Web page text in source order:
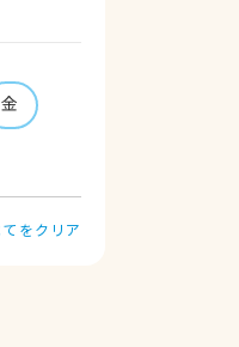
金
てをクリア